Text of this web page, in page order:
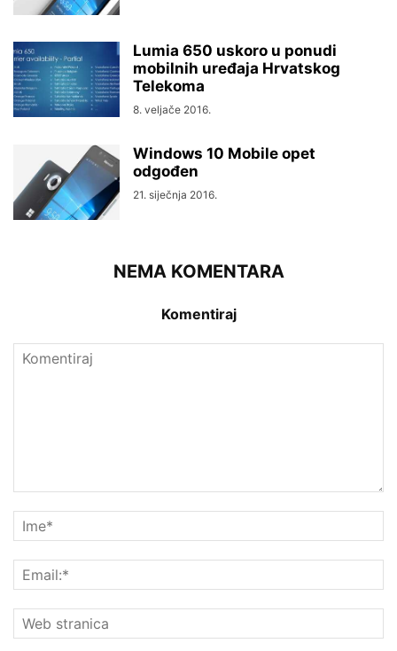
Lumia 650 uskoro u ponudi
mobilnih uređaja Hrvatskog
Telekoma
8. veljače 2016.
Windows 10 Mobile opet
odgođen
21. siječnja 2016.
NEMA KOMENTARA
Komentiraj